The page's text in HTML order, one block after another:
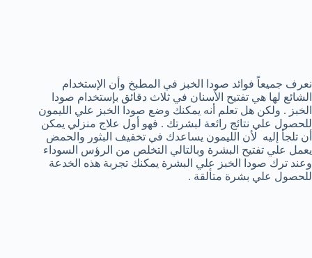
نعرف جميعاً فوائد صودا الخبز في المطبخ وأن الإستخدام
الشائع لها هي تفتيح الأسنان في ثلاث دقائق بإستخدام صودا
الخبز . ولكن هل تعلم أنه يمكنك وضع صودا الخبز علي الليمون
للحصول علي نتائج رائعة لبشرتك . فهو أول علاج منزلي يمكن
أن تلجأ إليه لأن الليمون يساعدك في تخفيف البثور والحمض
يعمل علي تفتيح البشرة وبالتالي التخلص من الرؤس السوداء
وعند ترك صودا الخبز علي البشرة يمكنك تجربة هذه الخدعة
للحصول علي بشرة متألقة .